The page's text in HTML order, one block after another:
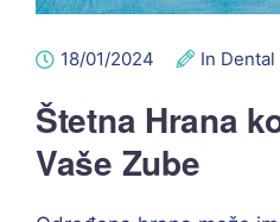
18/01/2024 In Dental
Štetna Hrana
Vaše Zube